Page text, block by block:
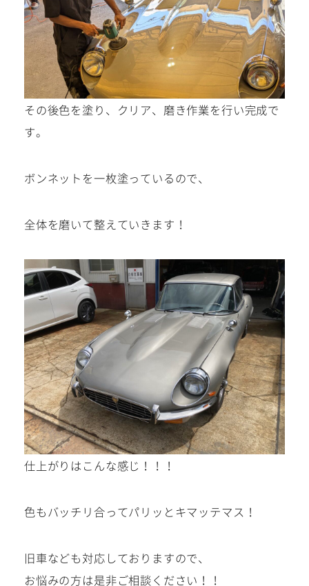
その後色を塗り、クリア、磨き作業を行い完成で
す。
ボンネットを一枚塗っているので、
全体を磨いて整えていきます！
仕上がりはこんな感じ！！！
色もバッチリ合ってパリッとキマッテマス！
旧車なども対応しておりますので、
お悩みの方は是非ご相談ください！！